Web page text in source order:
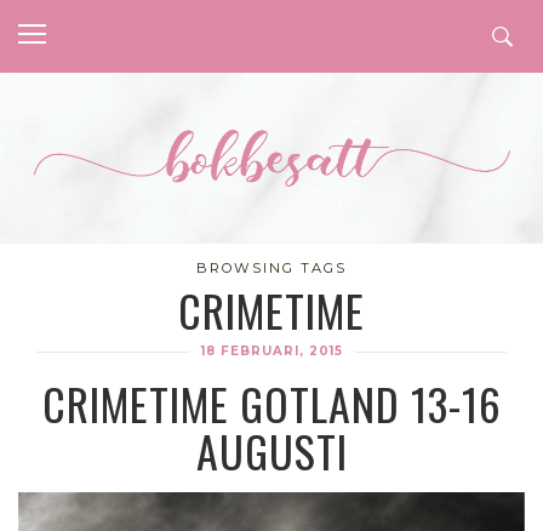
BROWSING TAGS
CRIMETIME
18 FEBRUARI, 2015
CRIMETIME GOTLAND 13-16
AUGUSTI